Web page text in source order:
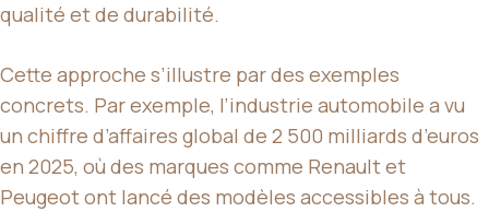
qualité et de durabilité.
Cette approche s’illustre par des exemples
concrets. Par exemple, l’industrie automobile a vu
un chiffre d’affaires global de 2 500 milliards d’euros
en 2025, où des marques comme Renault et
Peugeot ont lancé des modèles accessibles à tous.